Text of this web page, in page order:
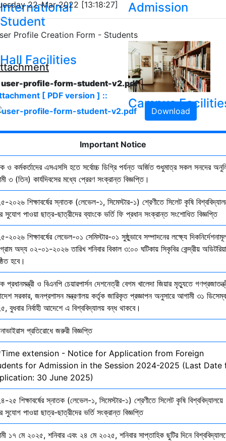
International
Student
Admission
Hall Facilities
Campus
Show More Results
22-Mar-2022 [13:18:27]
Profile Creation Form - Students
user-profile-form-student-v2.pdf
[ PDF version ] ::
Download
Important Notice
ও কর্মকর্তাদের এসএসসি হতে সর্বোচ্চ ডিগ্রি পর্যন্ত অর্জিত শুধুমাত্র সকল সনদের
৩ (তিন) কার্যদিবসের মধ্যে প্রেরণ সংক্রান্ত বিজ্ঞপ্তি।
২০২৬ শিক্ষাবর্ষের স্নাতক (লেভেল-১, সিমেস্টার-১) শ্রেণীতে সিলেট কৃষি
সুযোগ পাওয়া ছাত্র-ছাত্রীদের ব্যাংকে ভর্তি ফি প্রধান সংক্রান্ত সংশোধিত বিজ্ঞপ্তি
২০২৬ শিক্ষাবর্ষের লেভেল-০১ সেমিস্টার-০১ সুষ্ঠুভাবে সম্পাদনের লক্ষ্যে
অদ্য ০২-০১-২০২৬ তারিখ শনিবার বিকাল ৩:০০ ঘটিকায় সিকৃবির কেন্দ্রীয়
হবে।
প্রধানমন্ত্রী ও বিএনপি চেয়ারপার্সন দেশনেত্রী বেগম খালেদা জিয়ার মৃত্যুতে
সরকার, জনপ্রশাসন মন্ত্রণালয় কর্তৃক জারিকৃত প্রজ্ঞাপন অনুসারে আগামী ৩১
বুধবার নির্বাহী আদেশে এ বিশ্ববিদ্যালয় বন্ধ থাকবে।
প্রতিরোধে জরুরী বিজ্ঞপ্তি
extension - Notice for Application from Foreign
for Admission in the Session 2024-2025 (Last Date
30 June 2025)
২৫ শিক্ষাবর্ষের স্নাতক (লেভেল-১, সিমেস্টার-১) শ্রেণীতে সিলেট কৃষি বিশ্ববিদ্যালয়ে
সুযোগ পাওয়া ছাত্র-ছাত্রীদের ভর্তি সংক্রান্ত বিজ্ঞপ্তি
১৭ মে ২০২৫, শনিবার এবং ২৪ মে ২০২৫, শনিবার সাপ্তাহিক ছুটির দিনে